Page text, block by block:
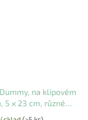
na klipovém
5 x 23 cm, různé